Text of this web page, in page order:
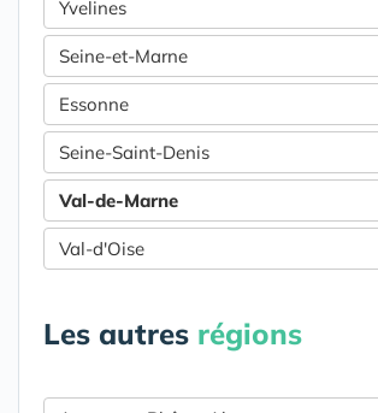
Yvelines
Seine-et-Marne
Essonne
Seine-Saint-Denis
Val-de-Marne
Val-d'Oise
Les autres régions